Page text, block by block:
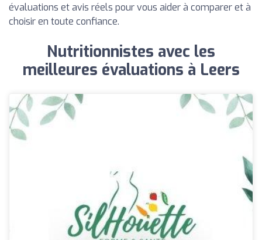
évaluations et avis réels pour vous aider à comparer et à
choisir en toute confiance.
Nutritionnistes avec les
meilleures évaluations à Leers